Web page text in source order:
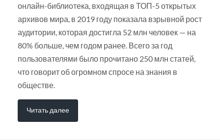
онлайн-библиотека, входящая в ТОП-5 открытых
архивов мира, в 2019 году показала взрывной рост
аудитории, которая достигла 52 млн человек — на
80% больше, чем годом ранее. Всего за год
пользователями было прочитано 250 млн статей,
что говорит об огромном спросе на знания в
обществе.
Читать далее